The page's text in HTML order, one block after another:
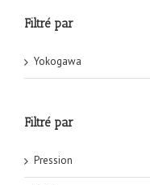
Filtré par
Yokogawa
Filtré par
Pression